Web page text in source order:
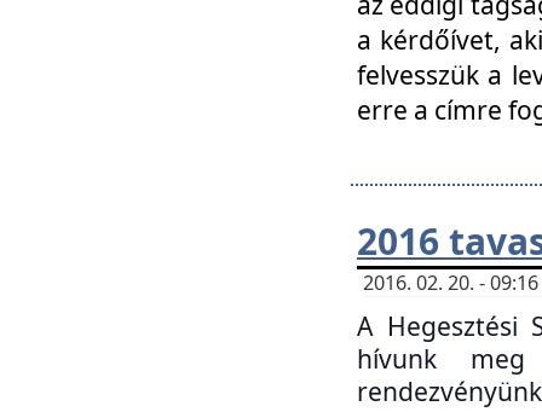
a kérdőívet,
felvesszük a
erre a címre
2016
2016. 02. 20. -
A Hegesztési
hívunk